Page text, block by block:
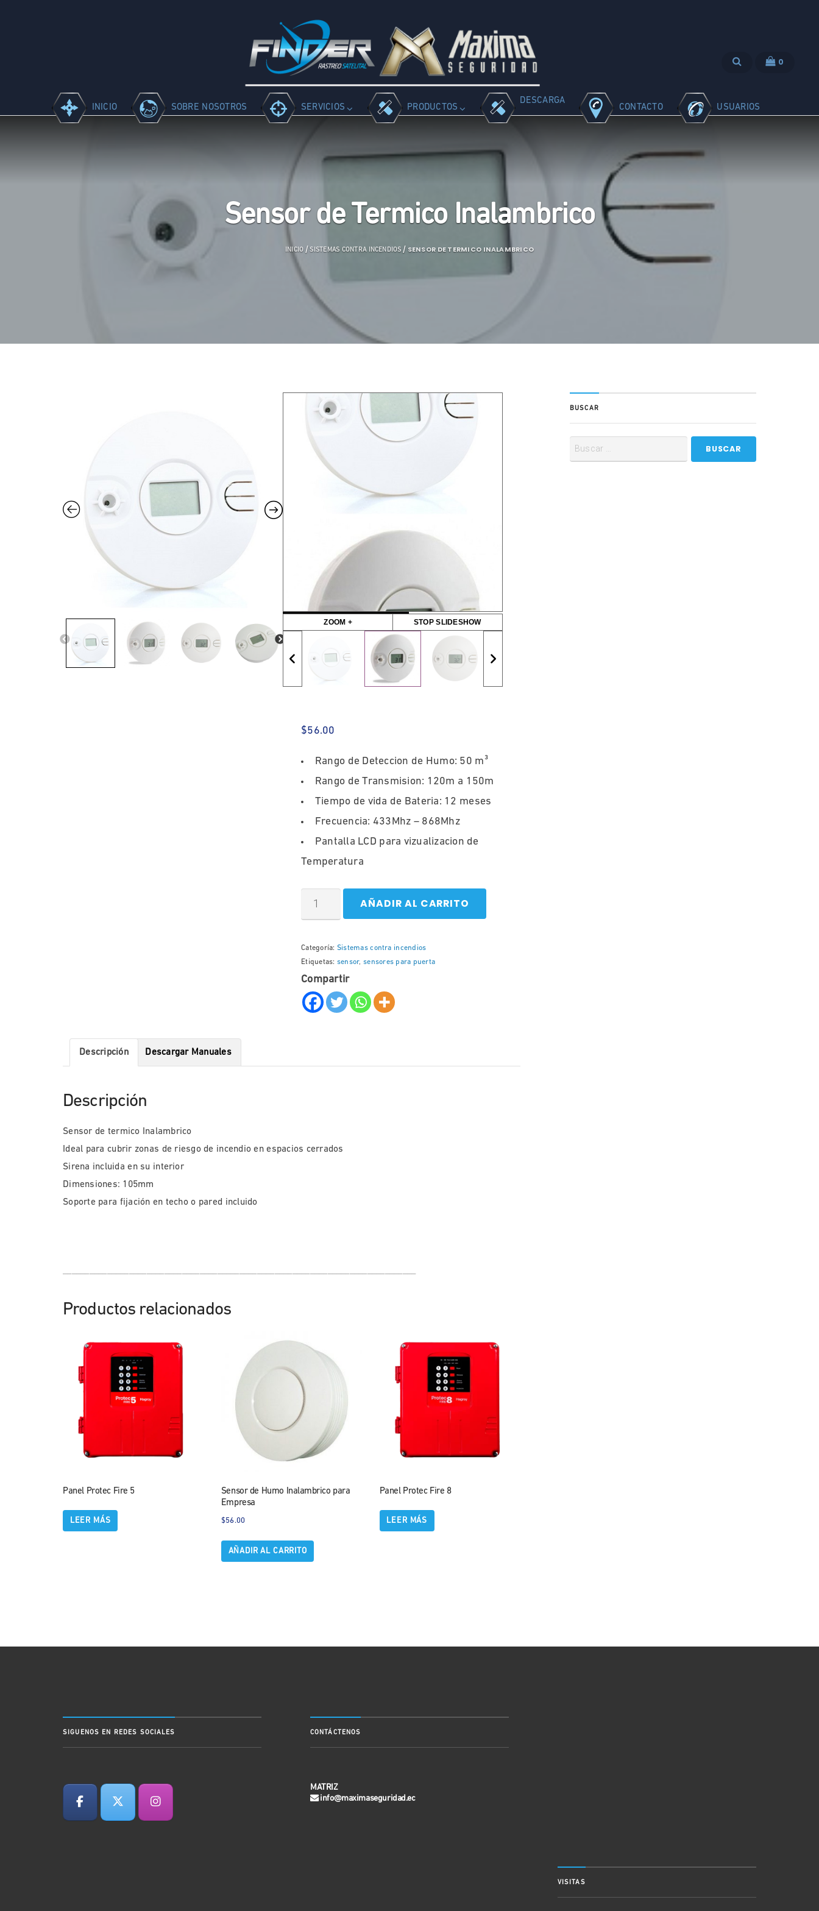
INICIO SOBRE NOSOTROS SERVICIOS PRODUCTOS
DESCARGA
CONTACTO USUARIOS
0
Sensor de Termico Inalambrico
INICIO /SISTEMAS CONTRA INCENDIOS / SENSOR DE TERMICO INALAMBRICO
ZOOM + STOP SLIDESHOW
$56.00
Rango de Deteccion de Humo: 50 m³
Rango de Transmision: 120m a 150m
Tiempo de vida de Bateria: 12 meses
Frecuencia: 433Mhz – 868Mhz
Pantalla LCD para vizualizacion de
Temperatura
AÑADIR AL CARRITO
Categoría: Sistemas contra incendios
Etiquetas: sensor,sensores para puerta
Compartir
Descripción Descargar Manuales
Descripción
Sensor de termico Inalambrico
Ideal para cubrir zonas de riesgo de incendio en espacios cerrados
Sirena incluida en su interior
Dimensiones: 105mm
Soporte para fijación en techo o pared incluido
Productos relacionados
Panel Protec Fire 5
LEER MÁS
Sensor de Humo Inalambrico para
Empresa
$56.00
AÑADIR AL CARRITO
Panel Protec Fire 8
LEER MÁS
BUSCAR
SIGUENOS EN REDES SOCIALES CONTÁCTENOS
MATRIZ
info@maximaseguridad.ec
VISITAS